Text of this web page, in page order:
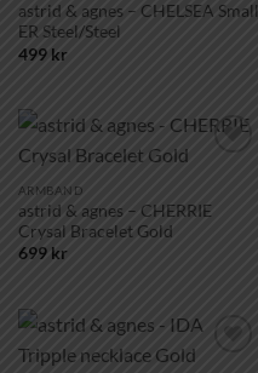
astrid & agnes – CHELSEA Small
ER Steel/Steel
499 kr
ARMBAND
astrid & agnes – CHERRIE
Crysal Bracelet Gold
699 kr